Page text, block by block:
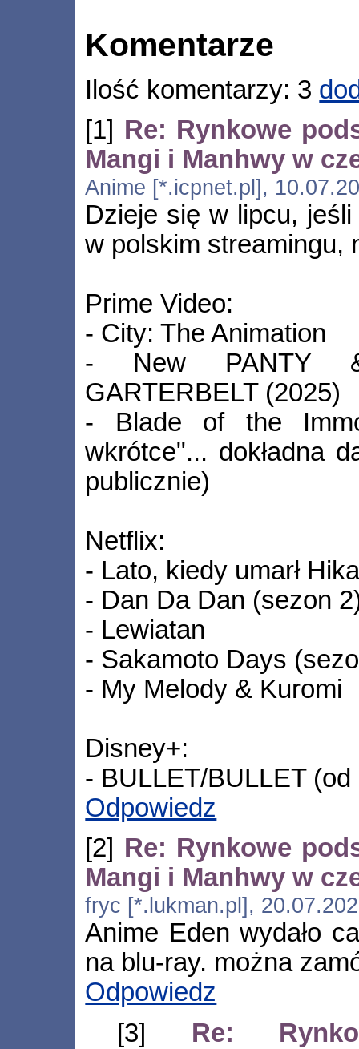
Komentarze
Ilość komentarzy: 3
[1] Re: Rynkowe
Mangi i Manhwy w
Anime [*.icpnet.pl],
Dzieje się w lipcu,
w polskim streamingu,
Prime Video:
- City: The Animation
- New PANTY
GARTERBELT (2025)
- Blade of the
wkrótce"... dokładna
publicznie)
Netflix:
- Lato, kiedy umarł
- Dan Da Dan (sezon
- Lewiatan
- Sakamoto Days
- My Melody & Kuromi
Disney+:
- BULLET/BULLET (od
Odpowiedz
[2] Re: Rynkowe
Mangi i Manhwy w
fryc [*.lukman.pl],
Anime Eden wydało
na blu-ray. można
Odpowiedz
[3] Re: